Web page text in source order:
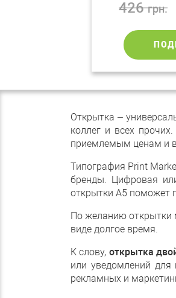
426грн.
Открытка –
коллег и всех
приемлемым ценам и в
Типография Print
бренды. Цифровая
открытки А5 поможет
По желанию открытки
виде долгое время.
К слову, открытка
или уведомлений для
рекламных и